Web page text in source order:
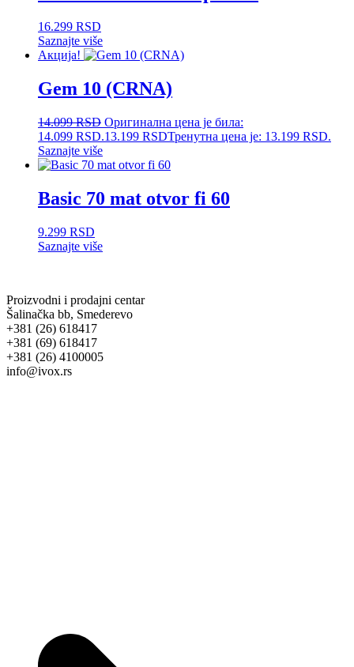
16.299 RSD
Saznajte više
Акција!
Gem 10 (CRNA)
14.099RSD Оригинална цена је била:
14.099 RSD.13.199 RSDТренутна цена је: 13.199 RSD.
Saznajte više
Basic 70 mat otvor fi 60
9.299 RSD
Saznajte više
Proizvodni i prodajni centar
Šalinačka bb, Smederevo
+381 (26) 618417
+381 (69) 618417
+381 (26) 4100005
info@ivox.rs